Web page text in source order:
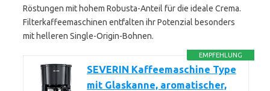
Röstungen mit hohem Robusta-Anteil für die ideale Crema.
Filterkaffeemaschinen entfalten ihr Potenzial besonders
mit helleren Single-Origin-Bohnen.
EMPFEHLUNG
SEVERIN Kaffeemaschine Type
mit Glaskanne, aromatischer,